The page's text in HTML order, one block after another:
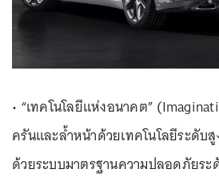
• “เทคโนโลยีแห่งอนาคต”
ครันและล้ำหน้าด้วยเทคโนโลยีระดับ
ด้วยระบบมาตรฐานความปลอดภัยระ